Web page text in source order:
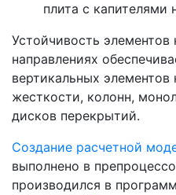
плита с капителями
Устойчивость элементов
направлениях
вертикальных элементов
жесткости, колонн,
дисков перекрытий.
Создание расчетной
выполнено в
производился в